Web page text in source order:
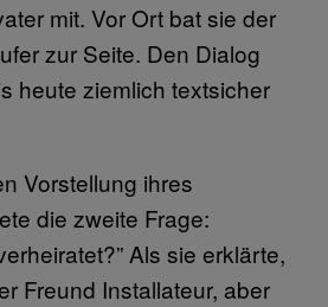
mit. Vor Ort bat sie der
zur Seite. Den Dialog
heute ziemlich textsicher
Vorstellung ihres
die zweite Frage:
Als sie erklärte,
Freund Installateur, aber